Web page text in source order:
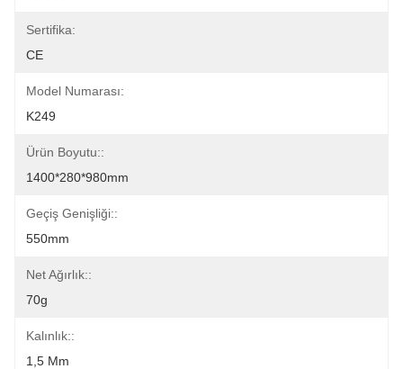
Sertifika:
CE
Model Numarası:
K249
Ürün Boyutu::
1400*280*980mm
Geçiş Genişliği::
550mm
Net Ağırlık::
70g
Kalınlık::
1,5 Mm